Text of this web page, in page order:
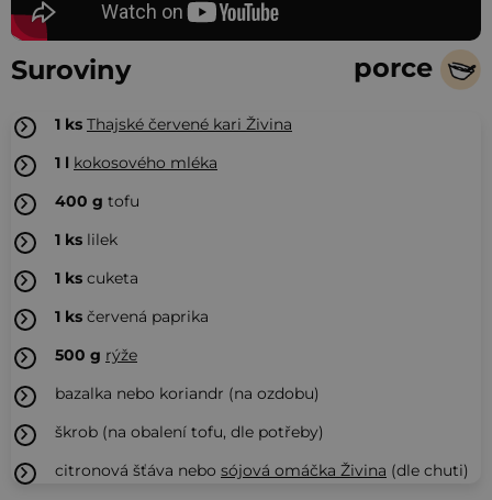
Suroviny porce
1 ks Thajské červené kari Živina
1 l kokosového mléka
400 g tofu
1 ks lilek
1 ks cuketa
1 ks červená paprika
500 g rýže
bazalka nebo koriandr (na ozdobu)
škrob (na obalení tofu, dle potřeby)
citronová šťáva nebo sójová omáčka Živina (dle chuti)